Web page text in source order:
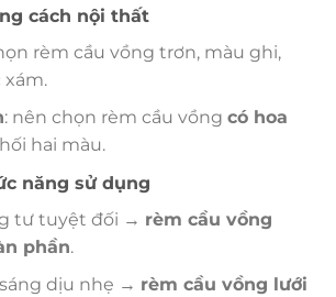
cách nội thất
rèm cầu vồng trơn, màu ghi,
: nên chọn rèm cầu vồng có hoa
hai màu.
năng sử dụng
tư tuyệt đối → rèm cầu vồng
phần.
dịu nhẹ → rèm cầu vồng lưới